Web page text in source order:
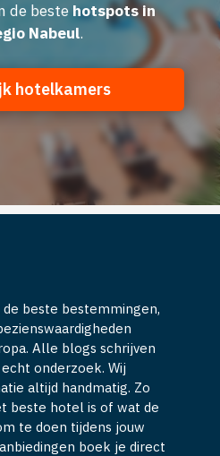
de beste hotspots in
Nabeul.
hotelkamers
beste bestemmingen,
Alle blogs schrijven
onderzoek. Wij
altijd handmatig. Zo
beste hotel is of wat de
te doen tijdens jouw
boek je direct